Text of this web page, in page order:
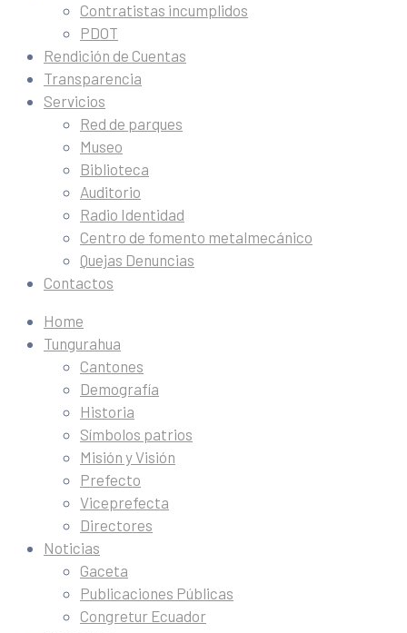
Contratistas incumplidos
PDOT
Rendición de Cuentas
Transparencia
Servicios
Red de parques
Museo
Biblioteca
Auditorio
Radio Identidad
Centro de fomento metalmecánico
Quejas Denuncias
Contactos
Home
Tungurahua
Cantones
Demografía
Historia
Símbolos patrios
Misión y Visión
Prefecto
Viceprefecta
Directores
Noticias
Gaceta
Publicaciones Públicas
Congretur Ecuador